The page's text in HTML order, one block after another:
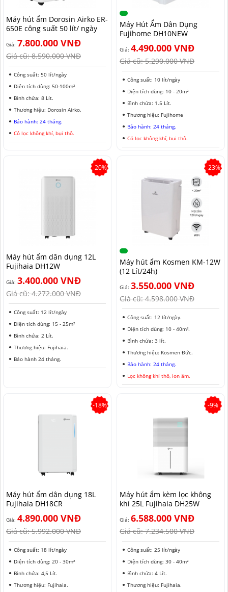
MÁY HÚT ẨM ROTOR
MÁY HÚT ẨM HARISON
MÁY HÚT ẨM AIRKO
MÁY HÚT ẨM FUJIHAIA
MÁY HÚT ẨM SHARP
MÁY HÚT ẨM EDISON
MÁY LỌC KHÔNG KHÍ LG
MÁY LỌC KHÔNG KHÍ FUJIE
MÁY LỌC KHÔNG KHÍ COWAY
MÁY LỌC KHÔNG KHÍ HITACHI
MÁY LỌC KHÔNG KHÍ PANASONIC
MÁY LỌC KHÔNG KHÍ Ô TÔ
MÁY HÚT ẨM ROTOR
MÁY HÚT ẨM HARISON
MÁY HÚT ẨM AIRKO
MÁY HÚT ẨM FUJIHAIA
MÁY HÚT ẨM SHARP
MÁY HÚT ẨM EDISON
TIN TỨC MÁY LẠNH DI ĐỘNG
TIN TỨC TỦ CHỐNG ẨM
THÔNG TIN VỀ ĐỘ ẨM
TIN TỨC QUẠT ĐỐI LƯU
LONG AN
ĐỒNG NAI
BÌNH PHƯỚC
SƠN LA
AN GIANG
ĐỒNG THÁP
KHÁNH HÒA
HƯNG YÊN
NAM ĐỊNH
QUẢNG NAM
HÀ NỘI
ĐỒNG THÁP
KIÊN GIANG
LÂM ĐỒNG
HẢI DƯƠNG
Máy hút ẩm Dorosin Airko ER-
650E công suất 50 lít/ ngày
Giá: 7.800.000 VNĐ
Giá cũ:8.590.000 VNĐ
Công suất: 50 lít/ngày
Diện tích dùng: 50-100m²
Bình chứa: 8 Lít.
Thương hiệu: Dorosin Airko.
Bảo hành: 24 tháng.
Có lọc không khí, bụi thô.
Máy Hút Ẩm Dân Dụng
Fujihome DH10NEW
Giá: 4.490.000 VNĐ
Giá cũ:5.290.000 VNĐ
Công suất: 10 lít/ngày
Diện tích dùng: 10 - 20m²
Bình chứa: 1.5 Lít.
Thương hiệu: Fujihome
Bảo hành: 24 tháng.
Có lọc không khí, bụi thô.
-20%
Máy hút ẩm dân dụng 12L
Fujihaia DH12W
Giá: 3.400.000 VNĐ
Giá cũ:4.272.000 VNĐ
Công suất: 12 lít/ngày
Diện tích dùng: 15 - 25m²
Bình chứa: 2 Lít.
Thương hiệu: Fujihaia.
Bảo hành 24 tháng.
-23%
Máy hút ẩm Kosmen KM-12W
(12 Lít/24h)
Giá: 3.550.000 VNĐ
Giá cũ:4.598.000 VNĐ
Công suất: 12 lít/ngày.
Diện tích dùng: 10 - 40m².
Bình chứa: 3 lít.
Thương hiệu: Kosmen Đức.
Bảo hành: 24 tháng.
Lọc không khí thô, ion âm.
-18%
Máy hút ẩm dân dụng 18L
Fujihaia DH18CR
Giá: 4.890.000 VNĐ
Giá cũ:5.992.000 VNĐ
Công suất: 18 lít/ngày
Diện tích dùng: 20 - 30m²
Bình chứa: 4,5 Lít.
Thương hiệu: Fujihaia.
-9%
Máy hút ẩm kèm lọc không
khí 25L Fujihaia DH25W
Giá: 6.588.000 VNĐ
Giá cũ:7.234.500 VNĐ
Công suất: 25 lít/ngày
Diện tích dùng: 30 - 40m²
Bình chứa: 4 Lít.
Thương hiệu: Fujihaia.